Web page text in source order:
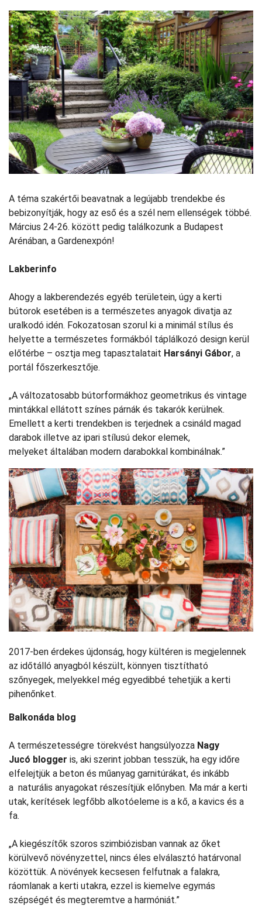
A téma szakértői beavatnak a legújabb trendekbe és
bebizonyítják, hogy az eső és a szél nem ellenségek többé.
Március 24-26. között pedig találkozunk a Budapest
Arénában, a Gardenexpón!
Lakberinfo
Ahogy a lakberendezés egyéb területein, úgy a kerti
bútorok esetében is a természetes anyagok divatja az
uralkodó idén. Fokozatosan szorul ki a minimál stílus és
helyette a természetes formákból táplálkozó design kerül
előtérbe – osztja meg tapasztalatait Harsányi Gábor, a
portál főszerkesztője.
„A változatosabb bútorformákhoz geometrikus és vintage
mintákkal ellátott színes párnák és takarók kerülnek.
Emellett a kerti trendekben is terjednek a csináld magad
darabok illetve az ipari stílusú dekor elemek,
melyeket általában modern darabokkal kombinálnak.”
2017-ben érdekes újdonság, hogy kültéren is megjelennek
az időtálló anyagból készült, könnyen tisztítható
szőnyegek, melyekkel még egyedibbé tehetjük a kerti
pihenőnket.
Balkonáda blog
A természetességre törekvést hangsúlyozza Nagy
Jucó blogger is, aki szerint jobban tesszük, ha egy időre
elfelejtjük a beton és műanyag garnitúrákat, és inkább
a naturális anyagokat részesítjük előnyben. Ma már a kerti
utak, kerítések legfőbb alkotóeleme is a kő, a kavics és a
fa.
„A kiegészítők szoros szimbiózisban vannak az őket
körülvevő növényzettel, nincs éles elválasztó határvonal
közöttük. A növények kecsesen felfutnak a falakra,
ráomlanak a kerti utakra, ezzel is kiemelve egymás
szépségét és megteremtve a harmóniát.”